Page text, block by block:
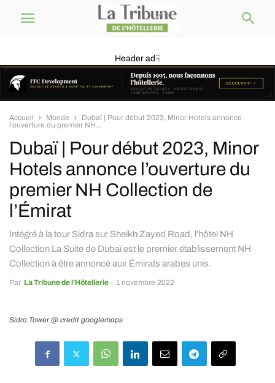
Header ad☟
Accueil Monde
Dubaï | Pour début 2023, Minor Hotels annonce
l’ouverture du premier NH...
Dubaï | Pour début 2023, Minor
Hotels annonce l’ouverture du
premier NH Collection de
l’Émirat
Intégré à la tour Sidra sur Sheikh Zayed Road, l'hôtel NH
Collection La Suite de Dubaï est le premier établissement NH
Collection à être annoncé aux Émirats arabes unis.
Par La Tribune de l’Hôtellerie - 1 novembre 2022
Sidra Tower @ credit googlemaps